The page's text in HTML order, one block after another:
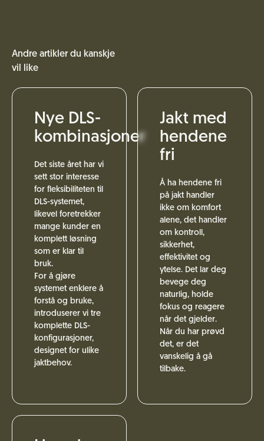
Andre artikler du kanskje
vil like
Nye DLS-
kombinasjoner
Det siste året har vi
sett stor interesse
for fleksibiliteten til
DLS-systemet,
likevel foretrekker
mange kunder en
komplett løsning
som er klar til
bruk.
For å gjøre
systemet enklere å
forstå og bruke,
introduserer vi tre
komplette DLS-
konfigurasjoner,
designet for ulike
jaktbehov.
Jakt med
hendene
fri
Å ha hendene fri
på jakt handler
ikke om komfort
alene, det handler
om kontroll,
sikkerhet,
effektivitet og
ytelse. Det lar deg
bevege deg
naturlig, holde
fokus og reagere
når det gjelder.
Når du har prøvd
det, er det
vanskelig å gå
tilbake.